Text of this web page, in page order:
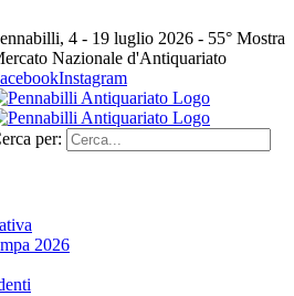
4 - 19 luglio 2026 - 55° Mostra
Nazionale d'Antiquariato
Instagram
per:
2026